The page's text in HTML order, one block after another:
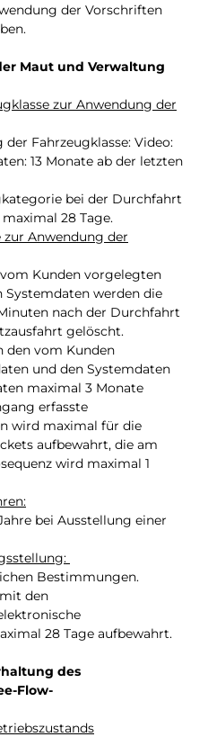
der Vorschriften
Maut und Verwaltung
zur Anwendung der
Fahrzeugklasse: Video:
13 Monate ab der letzten
bei der Durchfahrt
28 Tage.
Anwendung der
Kunden vorgelegten
Systemdaten werden die
nach der Durchfahrt
gelöscht.
den vom Kunden
und den Systemdaten
maximal 3 Monate
erfasste
wird maximal für die
aufbewahrt, die am
wird maximal 1
bei Ausstellung einer
Bestimmungen.
den
28 Tage aufbewahrt.
des
Flow-